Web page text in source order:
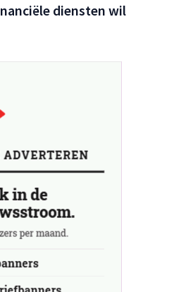
diensten wil